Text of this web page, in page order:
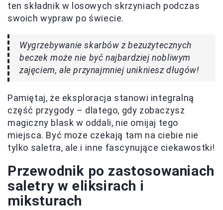
ten składnik w losowych skrzyniach podczas
swoich wypraw po świecie.
Wygrzebywanie skarbów z bezużytecznych
beczek może nie być najbardziej nobliwym
zajęciem, ale przynajmniej unikniesz długów!
Pamiętaj, że eksploracja stanowi integralną
część przygody – dlatego, gdy zobaczysz
magiczny blask w oddali, nie omijaj tego
miejsca. Być może czekają tam na ciebie nie
tylko saletra, ale i inne fascynujące ciekawostki!
Przewodnik po zastosowaniach
saletry w eliksirach i
miksturach